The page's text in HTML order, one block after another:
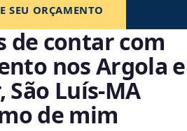
SEU ORÇAMENTO
de contar com
nos Argola e
São Luís‑MA
de mim